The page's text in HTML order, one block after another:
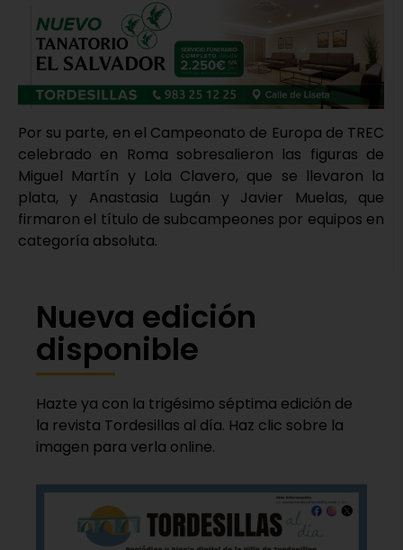
Por su parte, en el Campeonato de Europa de TREC
celebrado en Roma sobresalieron las figuras de
Miguel Martín y Lola Clavero, que se llevaron la
plata, y Anastasia Lugán y Javier Muelas, que
firmaron el título de subcampeones por equipos en
categoría absoluta.
Nueva edición
disponible
Hazte ya con la trigésimo séptima edición de
la revista Tordesillas al día. Haz clic sobre la
imagen para verla online.